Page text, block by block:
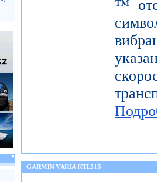
™
GARMIN VARIA RTL515